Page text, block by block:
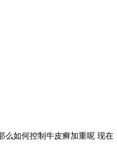
如何控制牛皮癣加重呢 现在